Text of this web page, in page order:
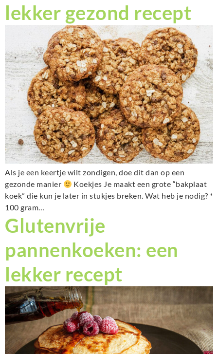
lekker gezond recept
Als je een keertje wilt zondigen, doe dit dan op een
gezonde manier
Koekjes Je maakt een grote “bakplaat
koek” die kun je later in stukjes breken. Wat heb je nodig? *
100 gram…
Glutenvrije
pannenkoeken: een
lekker recept